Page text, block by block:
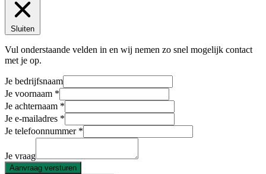
Sluiten
Vul onderstaande velden in en wij nemen zo snel mogelijk contact
met je op.
Je bedrijfsnaam
Je voornaam
Je achternaam
Je e-mailadres
Je telefoonnummer
Je vraag
Aanvraag versturen